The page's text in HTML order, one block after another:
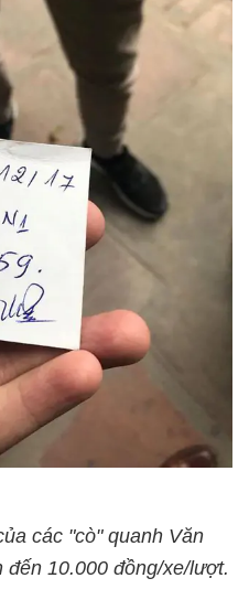
các "cò" quanh Văn
10.000 đồng/xe/lượt.